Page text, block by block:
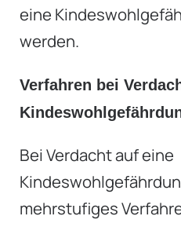
eine
werden.
Verfahren bei
Bei Verdacht auf eine
mehrstufiges